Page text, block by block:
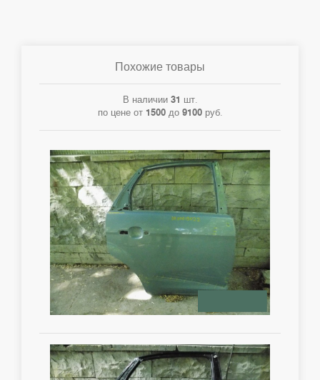
Похожие товары
В наличии 31 шт.
по цене от 1500до 9100руб.